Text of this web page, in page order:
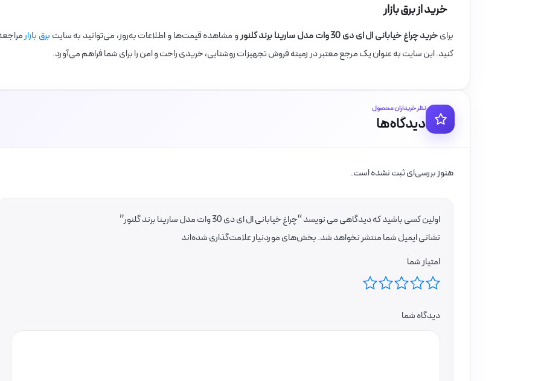
خرید از برق بازار
برایخرید چراغ خیابانی ال ای دی 30 وات مدل سارینا برند گلنور و مشاهده قیمت‌ها و اطلاعات به‌روز، می‌توانید به سایت برق بازار
کنید. این سایت به عنوان یک مرجع معتبر در زمینه فروش تجهیزات روشنایی، خریدی راحت و امن را برای شما فراهم می‌آورد.
نظر خریداران محصول
دیدگاه‌ها
هنوز بررسی‌ای ثبت نشده است.
اولین کسی باشید که دیدگاهی می نویسد “چراغ خیابانی ال ای دی 30 وات مدل سارینا برند گلنور”
نشانی ایمیل شما منتشر نخواهد شد.بخش‌های موردنیاز علامت‌گذاری شده‌اند
امتیاز شما
دیدگاه شما